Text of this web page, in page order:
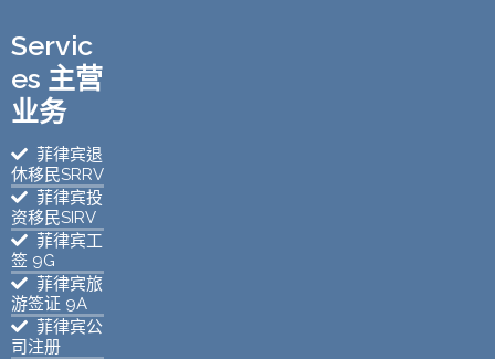
Servic
es 主营
业务
菲律宾退
休移民SRRV
菲律宾投
资移民SIRV
菲律宾工
签 9G
菲律宾旅
游签证 9A
菲律宾公
司注册